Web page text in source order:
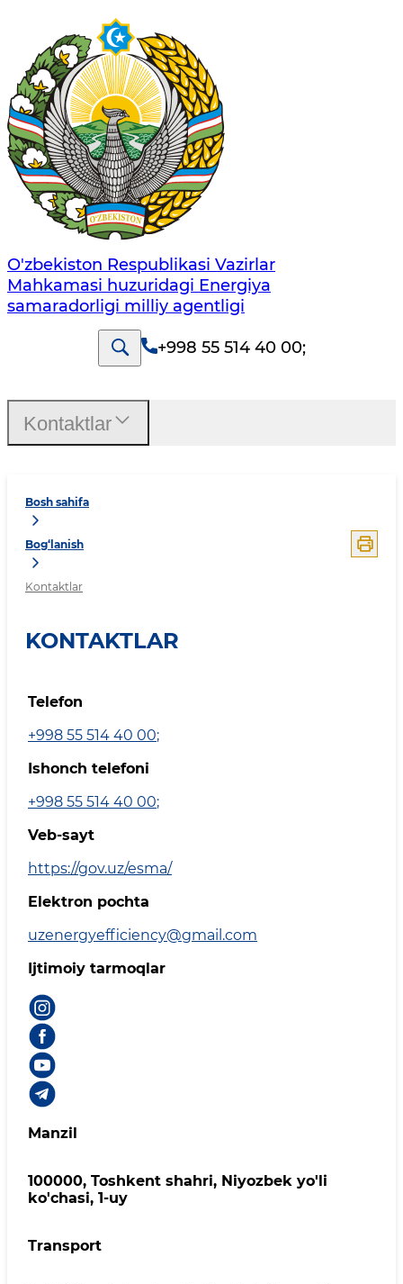
O'zbekiston Respublikasi Vazirlar
Mahkamasi huzuridagi Energiya
samaradorligi milliy agentligi
+998 55 514 40 00;
Bosh sahifa
Bog‘lanish
Kontaktlar
KONTAKTLAR
Telefon
+998 55 514 40 00;
Ishonch telefoni
+998 55 514 40 00;
Veb-sayt
https://gov.uz/esma/
Elektron pochta
uzenergyefficiency@gmail.com
Ijtimoiy tarmoqlar
Manzil
100000, Toshkent shahri, Niyozbek yo'li
ko'chasi, 1-uy
Transport
Kontaktlar